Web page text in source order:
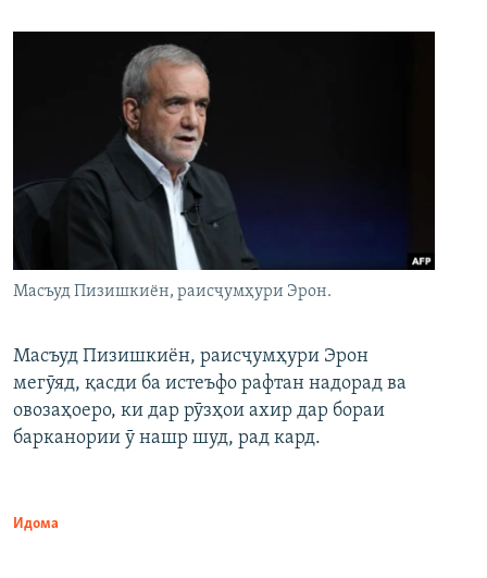
Масъуд Пизишкиён, раисҷумҳури Эрон.
Масъуд Пизишкиён, раисҷумҳури Эрон
мегӯяд, қасди ба истеъфо рафтан надорад ва
овозаҳоеро, ки дар рӯзҳои ахир дар бораи
барканории ӯ нашр шуд, рад кард.
Идома